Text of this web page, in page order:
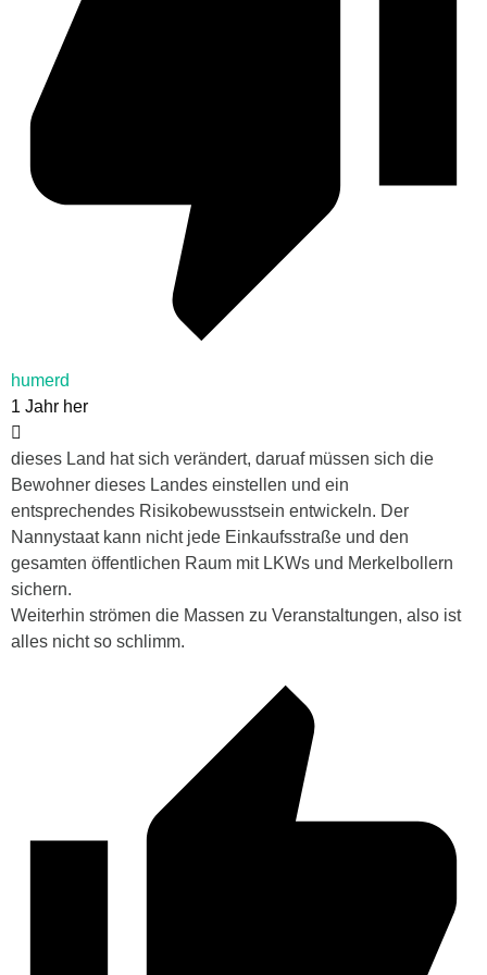
humerd
1 Jahr her
dieses Land hat sich verändert, daruaf müssen sich die
Bewohner dieses Landes einstellen und ein
entsprechendes Risikobewusstsein entwickeln. Der
Nannystaat kann nicht jede Einkaufsstraße und den
gesamten öffentlichen Raum mit LKWs und Merkelbollern
sichern.
Weiterhin strömen die Massen zu Veranstaltungen, also ist
alles nicht so schlimm.